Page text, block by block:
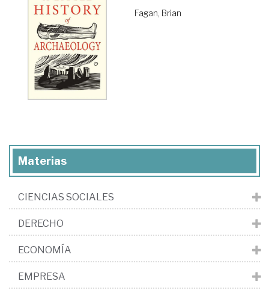
Fagan, Brian
Materias
CIENCIAS SOCIALES
DERECHO
ECONOMÍA
EMPRESA